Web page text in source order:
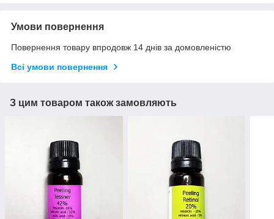
Умови повернення
Повернення товару впродовж 14 днів за домовленістю
Всі умови повернення
З цим товаром також замовляють